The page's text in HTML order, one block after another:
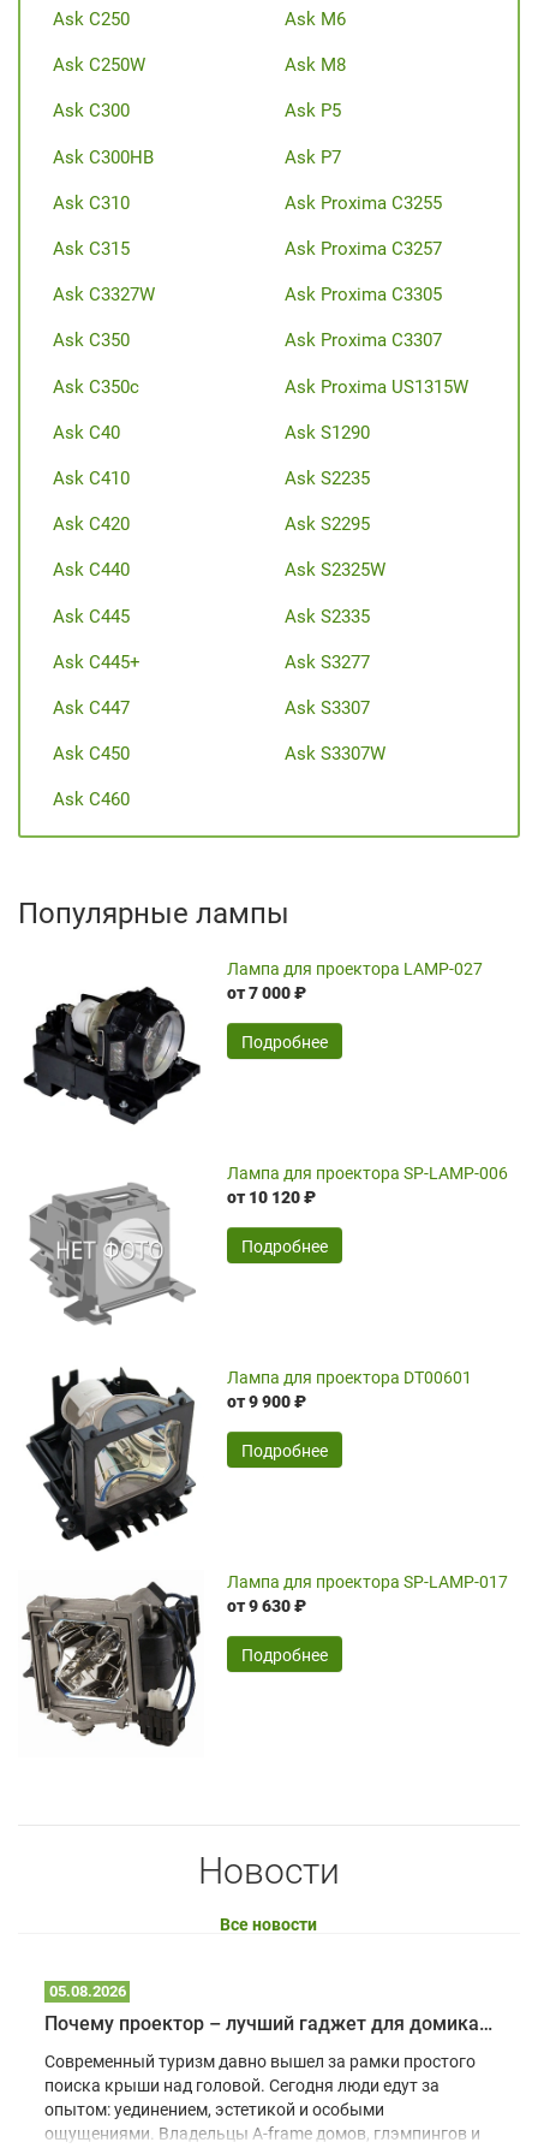
Ask C250
Ask C250W
Ask C300
Ask C300HB
Ask C310
Ask C315
Ask C3327W
Ask C350
Ask C350c
Ask C40
Ask C410
Ask C420
Ask C440
Ask C445
Ask C445+
Ask C447
Ask C450
Ask C460
Ask M6
Ask M8
Ask P5
Ask P7
Ask Proxima C3255
Ask Proxima C3257
Ask Proxima C3305
Ask Proxima C3307
Ask Proxima US1315W
Ask S1290
Ask S2235
Ask S2295
Ask S2325W
Ask S2335
Ask S3277
Ask S3307
Ask S3307W
Популярные лампы
Лампа для проектора LAMP-027
от 7 000 ₽
Подробнее
Лампа для проектора SP-LAMP-006
от 10 120 ₽
Подробнее
Лампа для проектора DT00601
от 9 900 ₽
Подробнее
Лампа для проектора SP-LAMP-017
от 9 630 ₽
Подробнее
Новости
Все новости
05.08.2026
Почему проектор – лучший гаджет для домика в глэмпинге
Современный туризм давно вышел за рамки простого
поиска крыши над головой. Сегодня люди едут за
опытом: уединением, эстетикой и особыми
ощущениями. Владельцы A-frame домов, глэмпингов и